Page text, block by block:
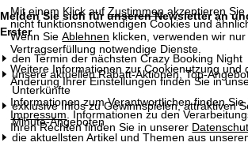
Mit einem Klick aufZustimmenakzeptieren Sie
nicht funktionsnotwendigen Cookies und
Wenn SieAblehnen klicken, verwenden wir
Vertragserfüllung notwendige Dienste.
Weitere Informationen zur Cookienutzung und
Änderung Ihrer Einstellungen finden Sie in
Informationen zum Verantwortlichen finden
Impressum . Informationen zu den
Ihren Rechten finden Sie in unserer
a
r
t
s
e
Melden Sie sich für unseren Newsletter an
Erster
den Termin der nächsten Crazy Booking Night
unsere aktuellen Rabatt-Aktionen, Top-
Unterkünfte
exklusive Infos zu Gewinnspielen, attraktiven
Minute-Angeboten
die aktuellsten Artikel und Themen aus